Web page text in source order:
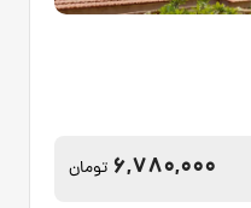
6,780,000 تومان